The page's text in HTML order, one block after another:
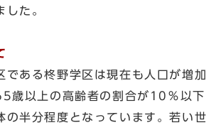
した。
ある柊野学区は現在も人口が増加
歳以上の高齢者の割合が10％以下
の半分程度となっています。若い世